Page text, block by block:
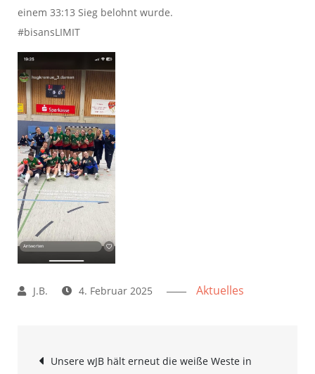
einem 33:13 Sieg belohnt wurde.
#bisansLIMIT
4. Februar 2025 Aktuelles
Beitrags-
Unsere wJB hält erneut die weiße Weste in